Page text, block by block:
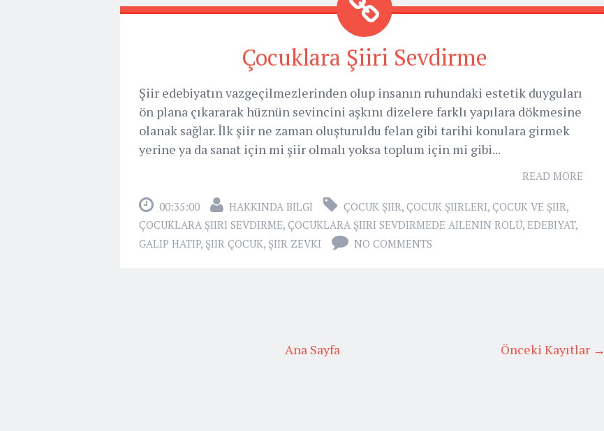
Çocuklara Şiiri Sevdirme
Şiir edebiyatın vazgeçilmezlerinden olup insanın ruhundaki estetik duyguları
ön plana çıkararak hüznün sevincini aşkını dizelere farklı yapılara dökmesine
olanak sağlar. İlk şiir ne zaman oluşturuldu felan gibi tarihi konulara girmek
yerine ya da sanat için mi şiir olmalı yoksa toplum için mi gibi...
READ MORE
00:35:00 HAKKINDA BILGI ÇOCUK ŞIIR, ÇOCUK ŞIIRLERI, ÇOCUK VE ŞIIR,
ÇOCUKLARA ŞIIRI SEVDIRME, ÇOCUKLARA ŞIIRI SEVDIRMEDE AILENIN ROLÜ, EDEBIYAT,
GALIP HATIP, ŞIIR ÇOCUK, ŞIIR ZEVKI NO COMMENTS
Önceki Kayıtlar →
Ana Sayfa